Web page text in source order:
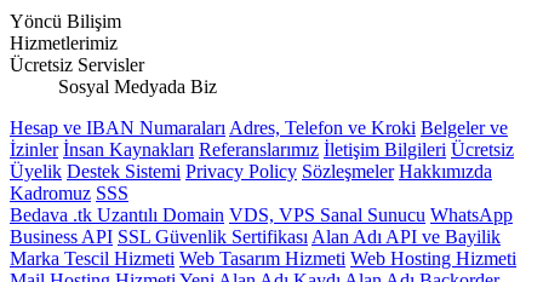
Yöncü Bilişim
Hizmetlerimiz
Ücretsiz Servisler
Sosyal Medyada Biz
Hesap ve IBAN Numaraları Adres, Telefon ve Kroki Belgeler ve
İzinler İnsan Kaynakları Referanslarımız İletişim Bilgileri Ücretsiz
Üyelik Destek Sistemi Privacy Policy Sözleşmeler Hakkımızda
Kadromuz SSS
Bedava .tk Uzantılı Domain VDS, VPS Sanal Sunucu WhatsApp
Business API SSL Güvenlik Sertifikası Alan Adı API ve Bayilik
Marka Tescil Hizmeti Web Tasarım Hizmeti Web Hosting Hizmeti